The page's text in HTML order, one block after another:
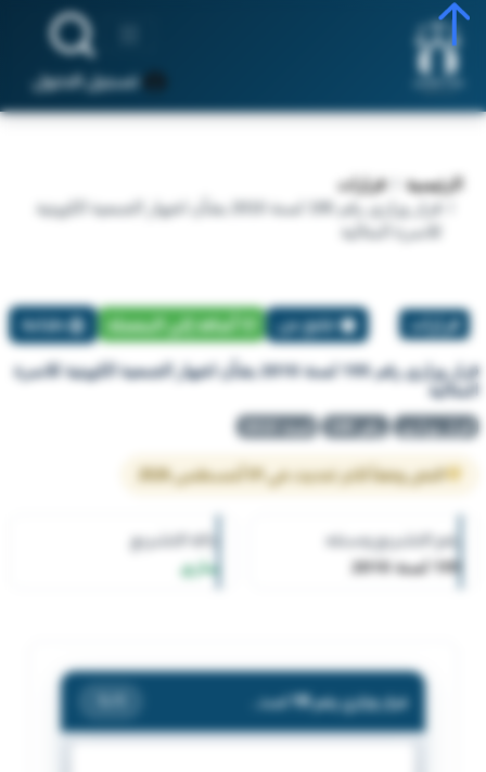
تسجيل الدخول
الرئيسية
قرارات
قرار وزاري رقم 195 لسنة 2010 بشأن اشهار الجمعية الكويتية
للاسرة المثالية
قرارات تبليغ عن أضافة إلي المفضلة طباعة
قرار وزاري رقم 195 لسنة 2010 بشأن اشهار الجمعية الكويتية للاسرة
المثالية
قرار وزاري رقم 195 لسنة 2010
النص وفقاً لآخر تحديث في 01 أغسطس 2026
رقم التشريع وسنته
195 لسنة 2010
حالة التشريع
ساري